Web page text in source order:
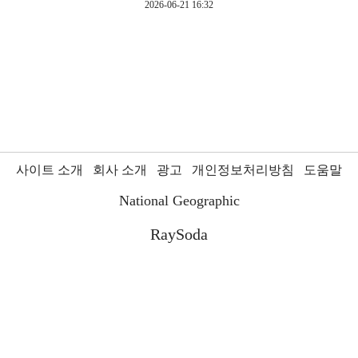
2026-06-21 16:32
사이트 소개 회사 소개 광고 개인정보처리방침 도움말
National Geographic
RaySoda